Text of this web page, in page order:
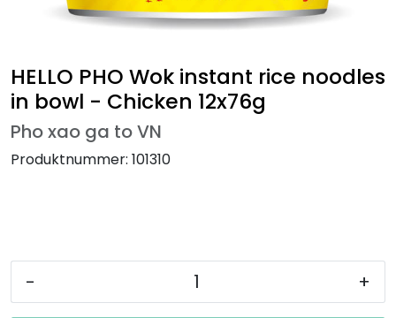
HELLO PHO Wok instant rice noodles
in bowl - Chicken 12x76g
Pho xao ga to VN
Produktnummer: 101310
- +